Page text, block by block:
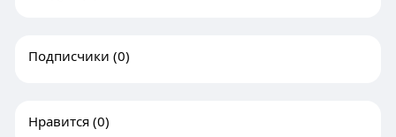
Подписчики (0)
Нравится (0)